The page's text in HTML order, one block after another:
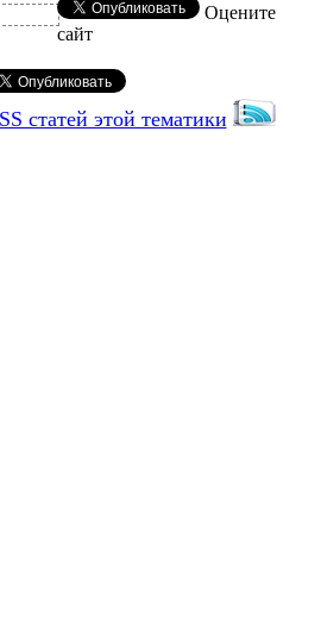
Оцените
сайт
статей этой тематики